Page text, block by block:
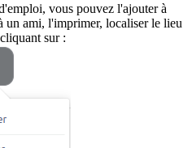
vous pouvez l'ajouter à
un ami, l'imprimer, localiser le lieu
sur :